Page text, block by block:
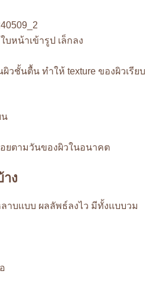
หน้าเข้ารูป เล็กลง
วชั้นตื้น ทำให้ texture ของผิวเรียบ
น
ยตามวันของผิวในอนาคต
ง